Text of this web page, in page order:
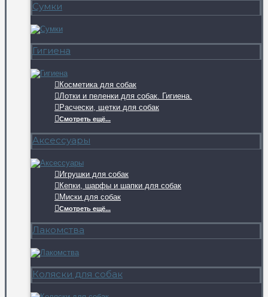
Сумки
Гигиена
Косметика для собак
Лотки и пеленки для собак. Гигиена.
Расчески, щетки для собак
Смотреть ещё...
Аксессуары
Игрушки для собак
Кепки, шарфы и шапки для собак
Миски для собак
Смотреть ещё...
Лакомства
Коляски для собак